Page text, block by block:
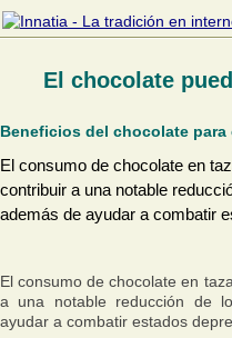
El chocolate
Beneficios del chocolate para
El consumo de chocolate en
contribuir a una notable
además de ayudar a combatir
El consumo de chocolate en
a una notable reducción de
ayudar a combatir estados